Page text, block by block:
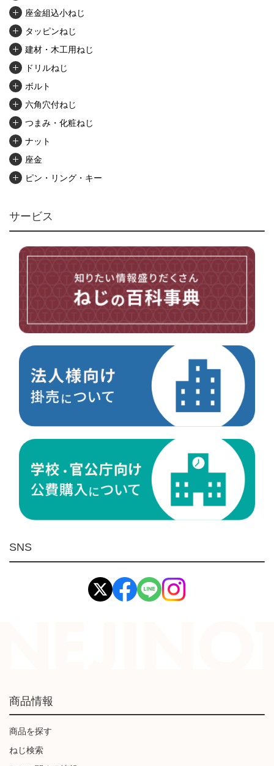
座金組込小ねじ
タッピンねじ
建材・木工用ねじ
ドリルねじ
ボルト
六角穴付ねじ
つまみ・化粧ねじ
ナット
座金
ピン・リング・キー
アンカー・プラグ
ユニファイねじ
その他ねじ
電材・設備
切削工具
ケミカル製品
荷役伝導
環境安全用品
イマオ製品(IMAO)
工業資材(栃木屋)
サービス
SNS
商品情報
商品を探す
ねじ検索